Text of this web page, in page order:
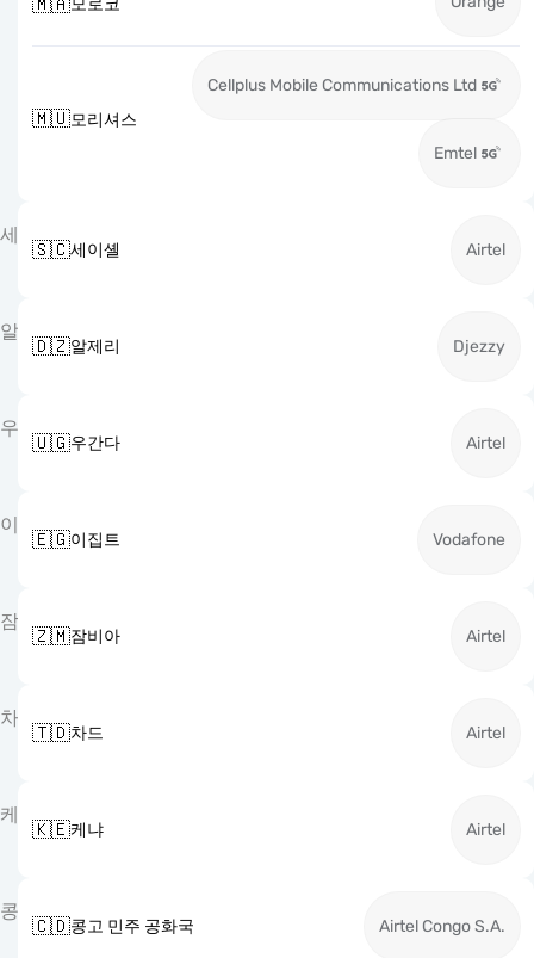
모로코
🇲🇺모리셔스
Cellplus Mobile Communications Ltd
Emtel
세
🇸🇨세이셸 Airtel
알
🇩🇿알제리 Djezzy
우
🇺🇬우간다 Airtel
이
🇪🇬이집트 Vodafone
잠
🇿🇲잠비아 Airtel
차
🇹🇩차드 Airtel
케
🇰🇪케냐 Airtel
콩
🇨🇩콩고 민주 공화국 Airtel Congo S.A.